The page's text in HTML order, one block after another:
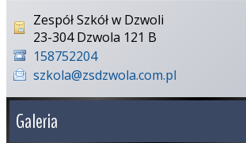
Zespół Szkół w Dzwoli
23-304 Dzwola 121 B
158752204
szkola@zsdzwola.com.pl
Galeria